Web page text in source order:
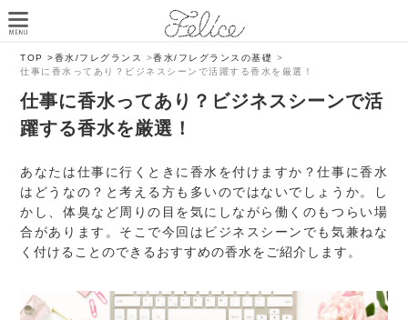
TOP >香水/フレグランス >香水/フレグランスの基礎 >
仕事に香水ってあり？ビジネスシーンで活躍する香水を厳選！
仕事に香水ってあり？ビジネスシーンで活
躍する香水を厳選！
あなたは仕事に行くときに香水を付けますか？仕事に香水
はどうなの？と考える方も多いのではないでしょうか。し
かし、体臭など周りの目を気にしながら働くのもつらい場
合があります。そこで今回はビジネスシーンでも気兼ねな
く付けることのできるおすすめの香水をご紹介します。